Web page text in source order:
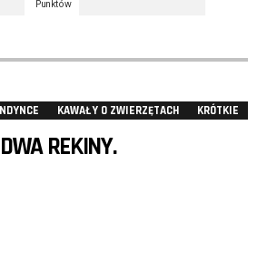
Punktów
KAWAŁY O ZWIERZĘTACH KRÓTKIE
REKINY.